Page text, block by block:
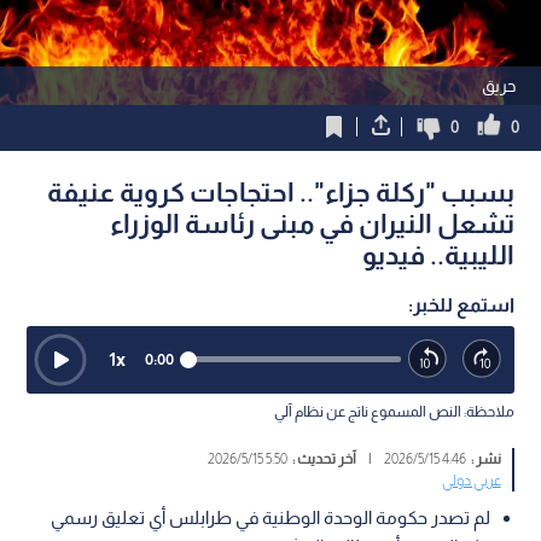
حريق
0
0
بسبب "ركلة جزاء".. احتجاجات كروية عنيفة
تشعل النيران في مبنى رئاسة الوزراء
الليبية.. فيديو
استمع للخبر:
0:00
1x
ملاحظة: النص المسموع ناتج عن نظام آلي
نشر :4:46 2026/5/15
| آخر تحديث :5:50 2026/5/15
عربي دولي
لم تصدر حكومة الوحدة الوطنية في طرابلس أي تعليق رسمي